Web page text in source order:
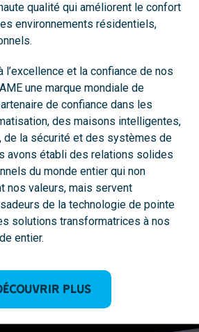
qualité qui améliorent le confort
environnements résidentiels,
l’excellence et la confiance de nos
une marque mondiale de
de confiance dans les
des maisons intelligentes,
de la sécurité et des systèmes de
avons établi des relations solides
du monde entier qui non
nos valeurs, mais servent
de la technologie de pointe
solutions transformatrices à nos
entier.
PLUS